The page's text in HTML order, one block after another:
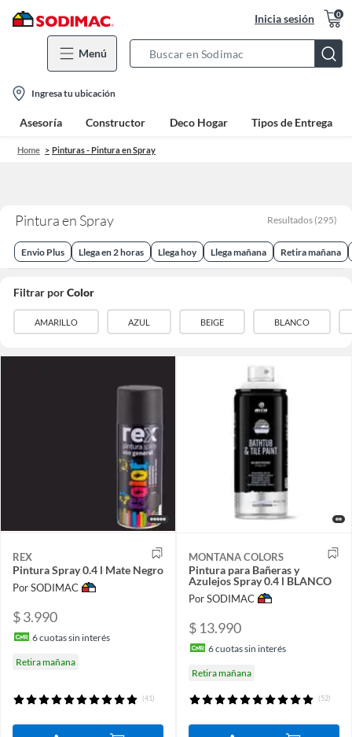
Inicia sesión 0
Menú
Bar
location-
icon
Ingresa tu ubicación
Asesoría Constructor Deco Hogar Tipos de Entrega
Home Pinturas - Pintura en Spray
Pintura en Spray Resultados (295)
Envio Plus Llega en 2 horas Llega hoy Llega mañana Retira mañana
Filtrar porColor
AMARILLO AZUL BEIGE BLANCO
REX
Pintura Spray 0.4 l Mate Negro
Por SODIMAC
$ 3.990
6cuotas sin interés
Retira mañana
(41)
MONTANA COLORS
Pintura para Bañeras y
Azulejos Spray 0.4 l BLANCO
Por SODIMAC
$ 13.990
6cuotas sin interés
Retira mañana
(52)